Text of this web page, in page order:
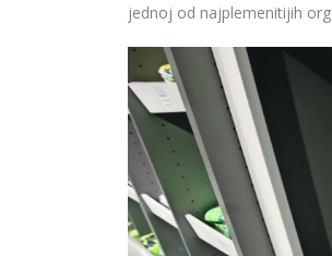
jednoj od najplemenitijih